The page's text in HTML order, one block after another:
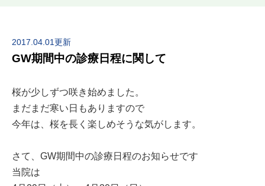
2017.04.01更新
GW期間中の診療日程に関して
桜が少しずつ咲き始めました。
まだまだ寒い日もありますので
今年は、桜を長く楽しめそうな気がします。
さて、GW期間中の診療日程のお知らせです
当院は